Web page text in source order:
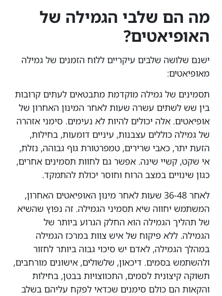
מה הם שלבי הגמילה של
האופיאטים?
ישנם שלושה שלבים עיקריים ללוח הזמנים של גמילה
מאופיאטים:
תסמינים של גמילה מוקדמת מתבטאים לעתים קרובות
בין שש לשתים עשרה שעות לאחר המינון האחרון של
אופיאטים. אלה יכולים להיות לא נעימים. סימני אזהרה
של גמילה כוללים עצבנות, עיניים דומעות, בחילות,
הזעת יתר, כאבי שרירים, טמפרטורת גוף גבוהה, נזלת,
אי שקט, קשיי שינה. אפשר גם לחוות תסמינים אחרים,
כגון שינויים במצב הרוח וחוסר יכולת להתמקד.
לאחר 36-48 שעות לאחר מינון האופיאטים האחרון,
המשתמש יחווה שיא תסמיני הגמילה. זה נפוץ שהשיא
של תהליך הגמילה הוא החלק הגרוע ביותר של
הגמילה. ללא פיקוח של איש צוות במרכז הגמילה
במהלך הגמילה, לאדם יש סיכוי גבוה ביותר לחזור
ולהשתמש בסמים. דיכאון, שלשולים, אישונים מורחבים,
תשוקה קיצונית לסמים, התכווצויות בבטן, בחילות
והקאות הם כולם סימנים שכדאי לפקח עליהם בשלב